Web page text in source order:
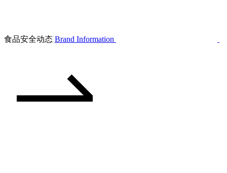
食品安全动态 Brand Information